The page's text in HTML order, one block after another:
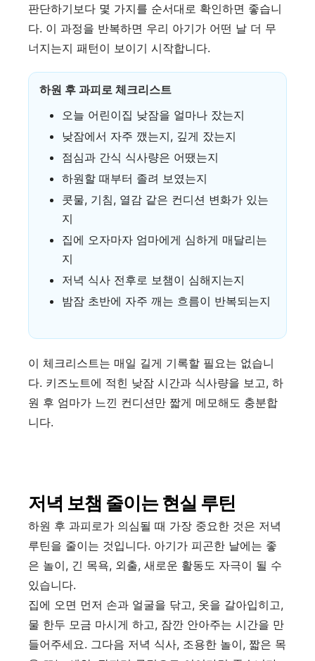
판단하기보다 몇 가지를 순서대로 확인하면 좋습니
다. 이 과정을 반복하면 우리 아기가 어떤 날 더 무
너지는지 패턴이 보이기 시작합니다.
하원 후 과피로 체크리스트
오늘 어린이집 낮잠을 얼마나 잤는지
낮잠에서 자주 깼는지, 깊게 잤는지
점심과 간식 식사량은 어땠는지
하원할 때부터 졸려 보였는지
콧물, 기침, 열감 같은 컨디션 변화가 있는
지
집에 오자마자 엄마에게 심하게 매달리는
지
저녁 식사 전후로 보챔이 심해지는지
밤잠 초반에 자주 깨는 흐름이 반복되는지
이 체크리스트는 매일 길게 기록할 필요는 없습니
다. 키즈노트에 적힌 낮잠 시간과 식사량을 보고, 하
원 후 엄마가 느낀 컨디션만 짧게 메모해도 충분합
니다.
저녁 보챔 줄이는 현실 루틴
하원 후 과피로가 의심될 때 가장 중요한 것은 저녁
루틴을 줄이는 것입니다. 아기가 피곤한 날에는 좋
은 놀이, 긴 목욕, 외출, 새로운 활동도 자극이 될 수
있습니다.
집에 오면 먼저 손과 얼굴을 닦고, 옷을 갈아입히고,
물 한두 모금 마시게 하고, 잠깐 안아주는 시간을 만
들어주세요. 그다음 저녁 식사, 조용한 놀이, 짧은 목